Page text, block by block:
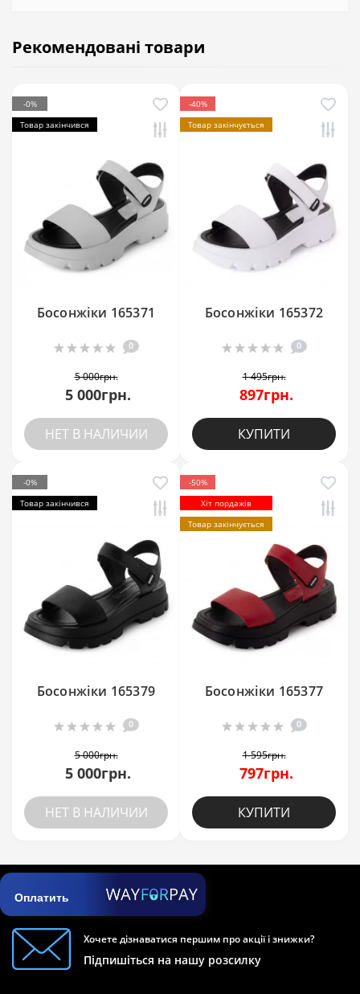
Рекомендовані товари
-0%
Товар закінчився
Босонжіки 165371
0
5 000грн.
5 000грн.
НЕТ В НАЛИЧИИ
-40%
Товар закінчується
Босонжіки 165372
0
1 495грн.
897грн.
КУПИТИ
-0%
Товар закінчився
Босонжіки 165379
0
5 000грн.
5 000грн.
НЕТ В НАЛИЧИИ
-50%
Хіт пордажів
Товар закінчується
Босонжіки 165377
0
1 595грн.
797грн.
КУПИТИ
Оплатить
Хочете дізнаватися першим про акції і знижки?
Підпишіться на нашу розсилку